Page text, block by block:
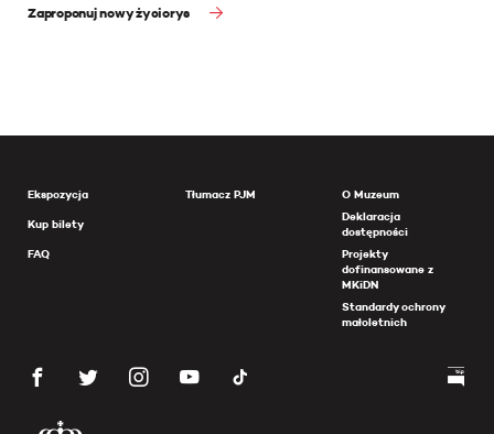
Zaproponuj nowy życiorys
Ekspozycja
Kup bilety
FAQ
Tłumacz PJM
O Muzeum
Deklaracja
dostępności
Projekty
dofinansowane z
MKiDN
Standardy ochrony
małoletnich